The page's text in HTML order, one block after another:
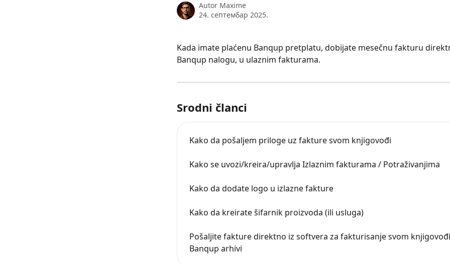
Autor Maxime
24. септембар 2025.
Kada imate plaćenu Banqup pretplatu, dobijate mesečnu fakturu
Banqup nalogu, u ulaznim fakturama.
Srodni članci
Kako da pošaljem priloge uz fakture svom knjigovođi
Kako se uvozi/kreira/upravlja Izlaznim fakturama / Potraživanjima
Kako da dodate logo u izlazne fakture
Kako da kreirate šifarnik proizvoda (ili usluga)
Pošaljite fakture direktno iz softvera za fakturisanje svom
Banqup arhivi